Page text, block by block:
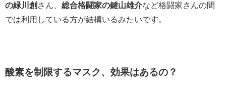
の緑川創 さん、 総合格闘家の鍵山雄介など格闘家さんの間
では利用している方が結構いるみたいです。
酸素を制限するマスク、効果はあるの？